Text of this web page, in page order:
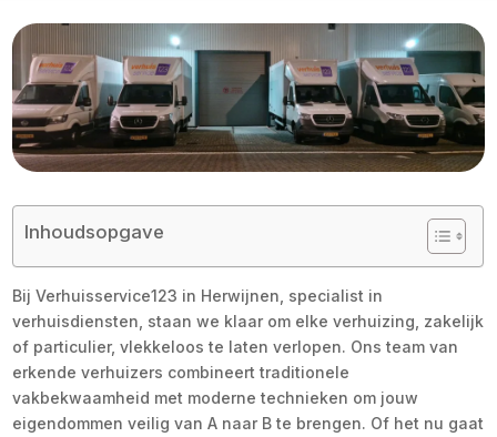
Inhoudsopgave
Bij Verhuisservice123 in Herwijnen, specialist in
verhuisdiensten, staan we klaar om elke verhuizing, zakelijk
of particulier, vlekkeloos te laten verlopen. Ons team van
erkende verhuizers combineert traditionele
vakbekwaamheid met moderne technieken om jouw
eigendommen veilig van A naar B te brengen. Of het nu gaat